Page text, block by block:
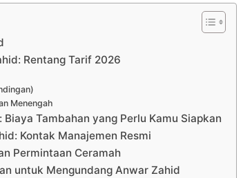
Rentang Tarif 2026
Menengah
Tambahan yang Perlu Kamu Siapkan
Kontak Manajemen Resmi
Permintaan Ceramah
untuk Mengundang Anwar Zahid